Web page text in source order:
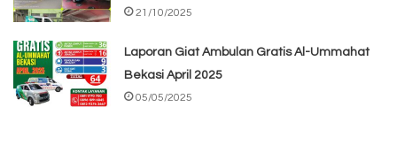
21/10/2025
Laporan Giat Ambulan Gratis Al-Ummahat
Bekasi April 2025
05/05/2025